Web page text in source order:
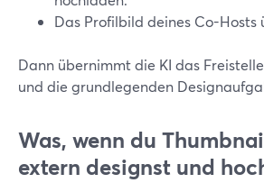
Das Profilbild deines Co-Hosts
Dann übernimmt die KI das
und die grundlegenden
Was, wenn du
extern designst und